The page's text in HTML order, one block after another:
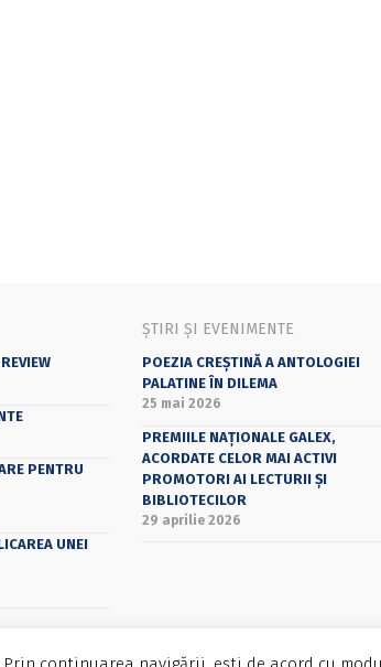
PENTRU
UNEI
ȘTIRI ȘI EVENIMENTE
POEZIA CREȘTINĂ A ANTOLOGIEI
PALATINE ÎN DILEMA
25 mai 2026
PREMIILE NAȚIONALE GALEX,
ACORDATE CELOR MAI ACTIVI
PROMOTORI AI LECTURII ȘI
BIBLIOTECILOR
29 aprilie 2026